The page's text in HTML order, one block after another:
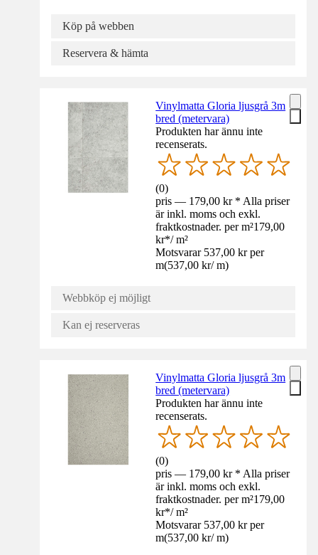
Köp på webben
Reservera & hämta
Vinylmatta Gloria ljusgrå 3m
bred (metervara)
Produkten har ännu inte
recenserats.
(0)
pris — 179,00 kr * Alla priser
är inkl. moms och exkl.
fraktkostnader. per m²179,00
kr*/ m²
Motsvarar 537,00 kr per
m(537,00 kr/ m)
Webbköp ej möjligt
Kan ej reserveras
Vinylmatta Gloria ljusgrå 3m
bred (metervara)
Produkten har ännu inte
recenserats.
(0)
pris — 179,00 kr * Alla priser
är inkl. moms och exkl.
fraktkostnader. per m²179,00
kr*/ m²
Motsvarar 537,00 kr per
m(537,00 kr/ m)